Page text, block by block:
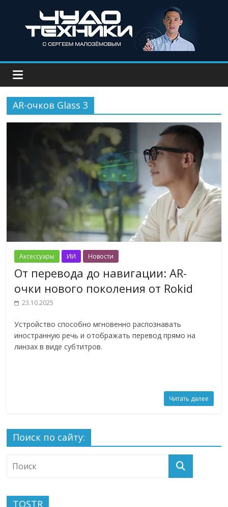
AR-очков Glass 3
Аксессуары ИИ Новости
От перевода до навигации: AR-
очки нового поколения от Rokid
23.10.2025
Устройство способно мгновенно распознавать
иностранную речь и отображать перевод прямо на
линзах в виде субтитров.
Читать далее
Поиск по сайту:
TOSTR